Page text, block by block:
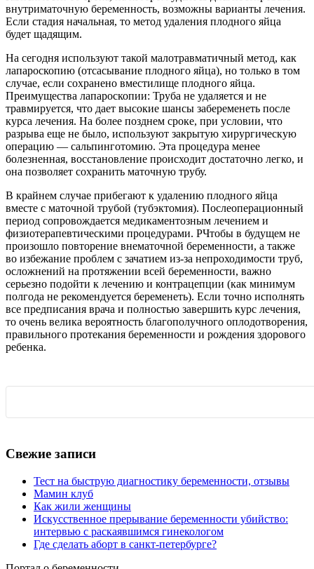
внутриматочную беременность, возможны варианты лечения.
Если стадия начальная, то метод удаления плодного яйца
будет щадящим.
На сегодня используют такой малотравматичный метод, как
лапароскопию (отсасывание плодного яйца), но только в том
случае, если сохранено вместилище плодного яйца.
Преимущества лапароскопии: Труба не удаляется и не
травмируется, что дает высокие шансы забеременеть после
курса лечения. На более позднем сроке, при условии, что
разрыва еще не было, используют закрытую хирургическую
операцию — сальпинготомию. Эта процедура менее
болезненная, восстановление происходит достаточно легко, и
она позволяет сохранить маточную трубу.
В крайнем случае прибегают к удалению плодного яйца
вместе с маточной трубой (тубэктомия). Послеоперационный
период сопровождается медикаментозным лечением и
физиотерапевтическими процедурами. PЧтобы в будущем не
произошло повторение внематочной беременности, а также
во избежание проблем с зачатием из-за непроходимости труб,
осложнений на протяжении всей беременности, важно
серьезно подойти к лечению и контрацепции (как минимум
полгода не рекомендуется беременеть). Если точно исполнять
все предписания врача и полностью завершить курс лечения,
то очень велика вероятность благополучного оплодотворения,
правильного протекания беременности и рождения здорового
ребенка.
Свежие записи
Тест на быструю диагностику беременности, отзывы
Мамин клуб
Как жили женщины
Искусственное прерывание беременности убийство:
интервью с раскаявшимся гинекологом
Где сделать аборт в санкт-петербурге?